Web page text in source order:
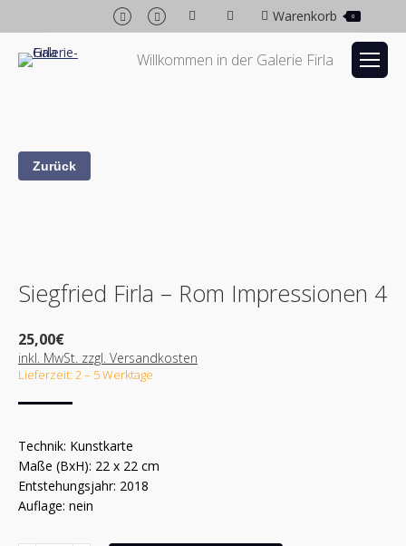
Facebook
page
opens
Instagram
page
opens
in
Warenkorb 0
Willkommen in der Galerie Firla
Siegfried Firla – Rom Impressionen 4
25,00€
inkl. MwSt. zzgl. Versandkosten
Lieferzeit: 2 – 5 Werktage
Technik: Kunstkarte
Maße (BxH): 22 x 22 cm
Entstehungsjahr: 2018
Auflage: nein